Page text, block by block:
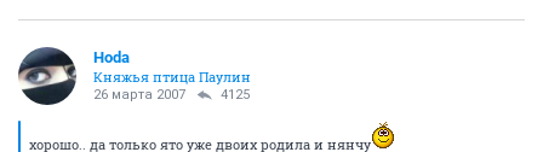
Hoda
Княжья птица Паулин
26 марта 2007 4125
хорошо.. да только ято уже двоих родила и нянчу